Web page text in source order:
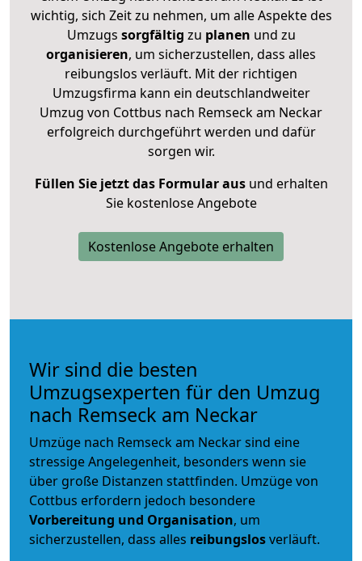
wichtig, sich Zeit zu nehmen, um alle Aspekte des
Umzugs sorgfältig zu planen und zu
organisieren, um sicherzustellen, dass alles
reibungslos verläuft. Mit der richtigen
Umzugsfirma kann ein deutschlandweiter
Umzug von Cottbus nach Remseck am Neckar
erfolgreich durchgeführt werden und dafür
sorgen wir.
Füllen Sie jetzt das Formular ausund erhalten
Sie kostenlose Angebote
Kostenlose Angebote erhalten
Wir sind die besten
Umzugsexperten für den Umzug
nach Remseck am Neckar
Umzüge nach Remseck am Neckar sind eine
stressige Angelegenheit, besonders wenn sie
über große Distanzen stattfinden. Umzüge von
Cottbus erfordern jedoch besondere
Vorbereitung und Organisation, um
sicherzustellen, dass alles reibungslosverläuft.